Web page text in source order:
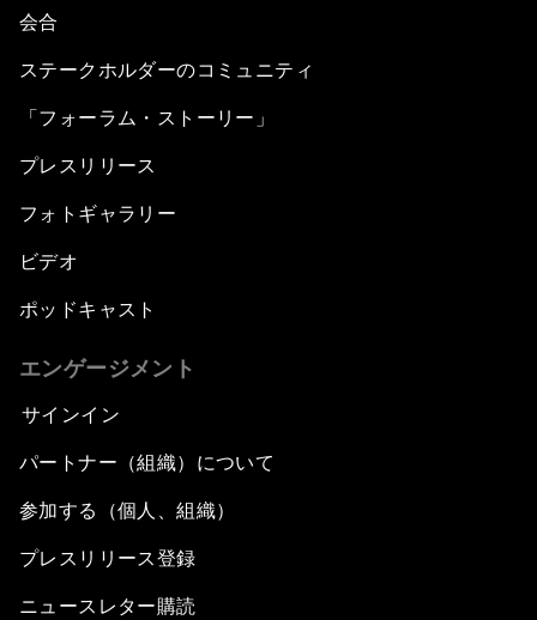
会合
ステークホルダーのコミュニティ
「フォーラム・ストーリー」
プレスリリース
フォトギャラリー
ビデオ
ポッドキャスト
エンゲージメント
サインイン
パートナー（組織）について
参加する（個人、組織）
プレスリリース登録
ニュースレター購読